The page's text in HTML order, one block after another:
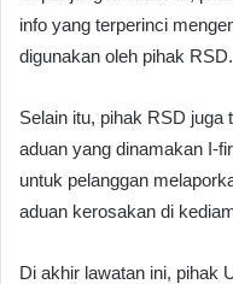
info yang terperinci
digunakan oleh pihak RSD.
Selain itu, pihak RSD juga
aduan yang dinamakan I-
untuk pelanggan
aduan kerosakan di
Di akhir lawatan ini, pihak